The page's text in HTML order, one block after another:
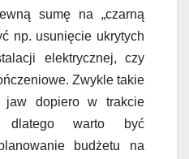
sumę na „czarną
np. usunięcie ukrytych
elektrycznej, czy
Zwykle takie
jaw dopiero w trakcie
dlatego warto być
budżetu na